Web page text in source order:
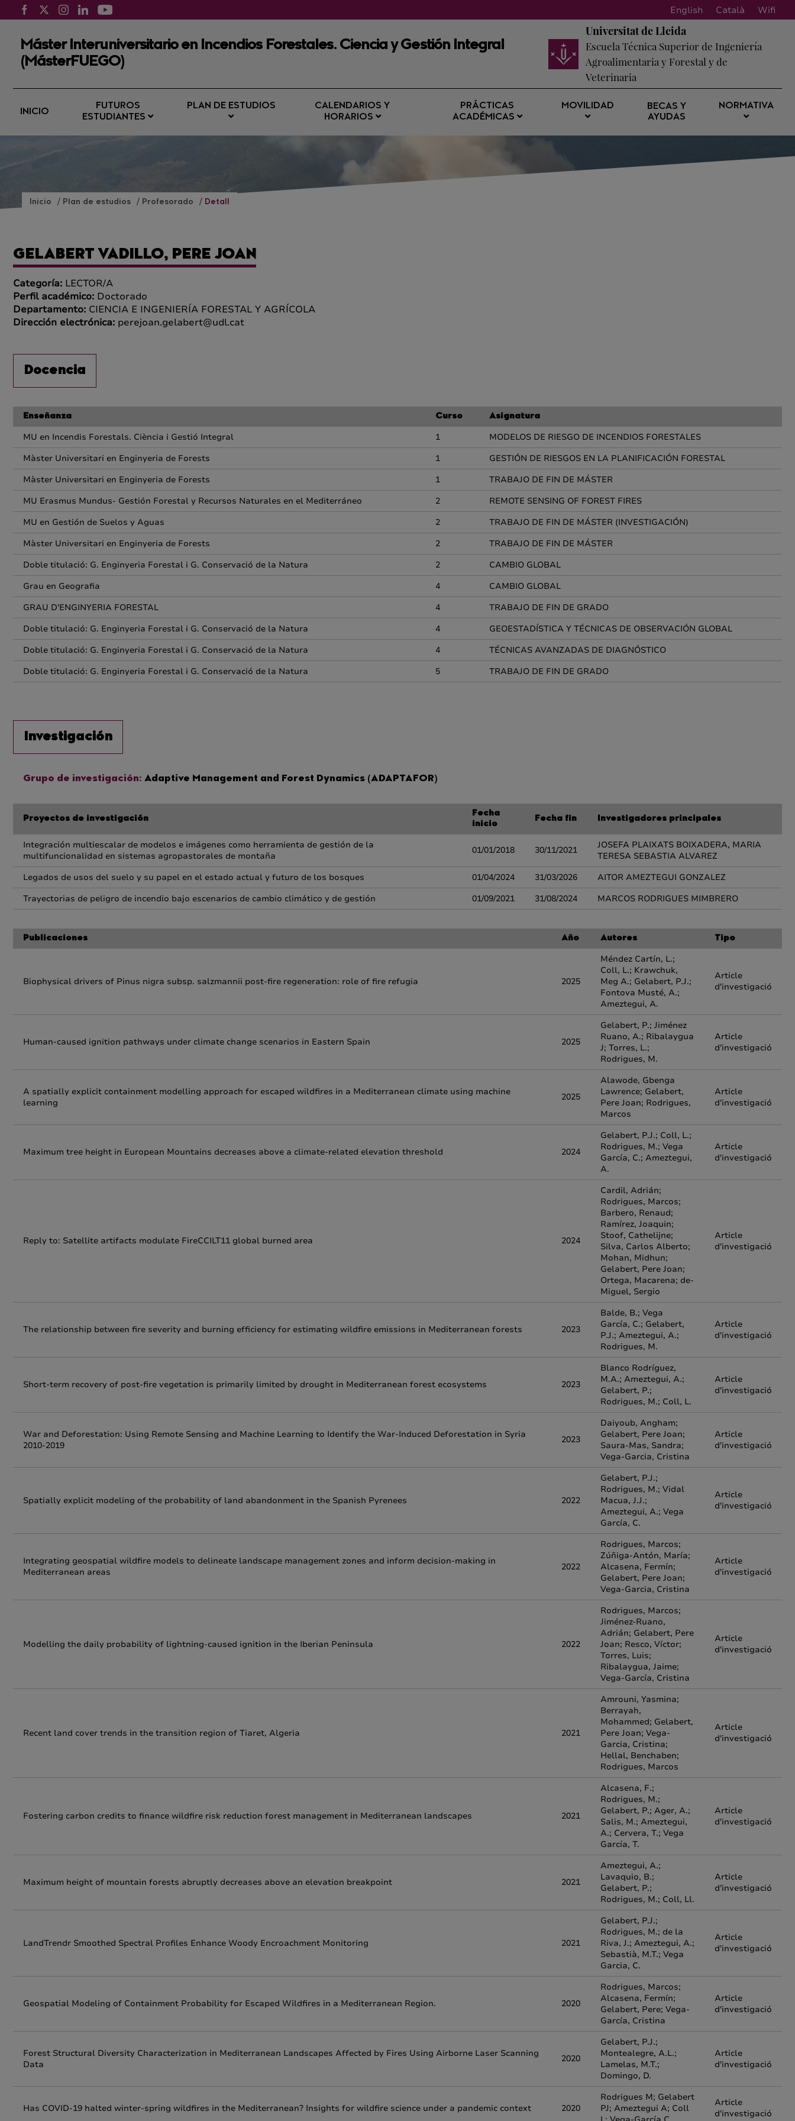
English Català Wifi
Máster Interuniversitario en Incendios Forestales. Ciencia y Gestión Integral
(MásterFUEGO)
Universitat de Lleida
Escuela Técnica Superior de Ingeniería
Agroalimentaria y Forestal y de
Veterinaria
INICIO
FUTUROS
ESTUDIANTES
PLAN DE ESTUDIOS
CALENDARIOS Y
HORARIOS
PRÁCTICAS
ACADÉMICAS
MOVILIDAD
BECAS Y
AYUDAS
NORMATIVA
Inicio Plan de estudios Profesorado Detall
GELABERT VADILLO, PERE JOAN
Categoría: LECTOR/A
Perfil académico: Doctorado
Departamento: CIENCIA E INGENIERÍA FORESTAL Y AGRÍCOLA
Dirección electrónica: perejoan.gelabert@udl.cat
Docencia
Enseñanza Curso Asignatura
MU en Incendis Forestals. Ciència i Gestió Integral 1
MODELOS DE RIESGO DE INCENDIOS FORESTALES
Màster Universitari en Enginyeria de Forests
1
GESTIÓN DE RIESGOS EN LA PLANIFICACIÓN FORESTAL
Màster Universitari en Enginyeria de Forests
1
TRABAJO DE FIN DE MÁSTER
MU Erasmus Mundus- Gestión Forestal y Recursos Naturales en el Mediterráneo
2
REMOTE SENSING OF FOREST FIRES
MU en Gestión de Suelos y Aguas
2
TRABAJO DE FIN DE MÁSTER (INVESTIGACIÓN)
Màster Universitari en Enginyeria de Forests
2
TRABAJO DE FIN DE MÁSTER
Doble titulació: G. Enginyeria Forestal i G. Conservació de la Natura
2
CAMBIO GLOBAL
Grau en Geografia
4
CAMBIO GLOBAL
GRAU D'ENGINYERIA FORESTAL
4
TRABAJO DE FIN DE GRADO
Doble titulació: G. Enginyeria Forestal i G. Conservació de la Natura
4
GEOESTADÍSTICA Y TÉCNICAS DE OBSERVACIÓN GLOBAL
Doble titulació: G. Enginyeria Forestal i G. Conservació de la Natura
4
TÉCNICAS AVANZADAS DE DIAGNÓSTICO
Doble titulació: G. Enginyeria Forestal i G. Conservació de la Natura
5 TRABAJO DE FIN DE GRADO
Investigación
Grupo de investigación: Adaptive Management and Forest Dynamics (ADAPTAFOR)
Proyectos de investigación
Fecha
inicio
Fecha fin Investigadores principales
Integración multiescalar de modelos e imágenes como herramienta de gestión de la
multifuncionalidad en sistemas agropastorales de montaña
01/01/2018 30/11/2021
JOSEFA PLAIXATS BOIXADERA, MARIA
TERESA SEBASTIA ALVAREZ
Legados de usos del suelo y su papel en el estado actual y futuro de los bosques
01/04/2024 31/03/2026
AITOR AMEZTEGUI GONZALEZ
Trayectorias de peligro de incendio bajo escenarios de cambio climático y de gestión
01/09/2021 31/08/2024 MARCOS RODRIGUES MIMBRERO
Publicaciones Año Autores Tipo
Biophysical drivers of Pinus nigra subsp. salzmannii post-fire regeneration: role of fire refugia 2025
Méndez Cartín, L.;
Coll, L.; Krawchuk,
Meg A.; Gelabert, P.J.;
Fontova Musté, A.;
Ameztegui, A.
Article
d'investigació
Human-caused ignition pathways under climate change scenarios in Eastern Spain 2025
Gelabert, P.; Jiménez
Ruano, A.; Ribalaygua
J; Torres, L.;
Rodrigues, M.
Article
d'investigació
A spatially explicit containment modelling approach for escaped wildfires in a Mediterranean climate using machine
learning
2025
Alawode, Gbenga
Lawrence; Gelabert,
Pere Joan; Rodrigues,
Marcos
Article
d'investigació
Maximum tree height in European Mountains decreases above a climate-related elevation threshold 2024
Gelabert, P.J.; Coll, L.;
Rodrigues, M.; Vega
García, C.; Ameztegui,
A.
Article
d'investigació
Reply to: Satellite artifacts modulate FireCCILT11 global burned area 2024
Cardil, Adrián;
Rodrigues, Marcos;
Barbero, Renaud;
Ramírez, Joaquin;
Stoof, Cathelijne;
Silva, Carlos Alberto;
Mohan, Midhun;
Gelabert, Pere Joan;
Ortega, Macarena; de-
Miguel, Sergio
Article
d'investigació
The relationship between fire severity and burning efficiency for estimating wildfire emissions in Mediterranean forests 2023
Balde, B.; Vega
García, C.; Gelabert,
P.J.; Ameztegui, A.;
Rodrigues, M.
Article
d'investigació
Short‑term recovery of post‑fire vegetation is primarily limited by drought in Mediterranean forest ecosystems 2023
Blanco Rodríguez,
M.A.; Ameztegui, A.;
Gelabert, P.;
Rodrigues, M.; Coll, L.
Article
d'investigació
War and Deforestation: Using Remote Sensing and Machine Learning to Identify the War-Induced Deforestation in Syria
2010-2019
2023
Daiyoub, Angham;
Gelabert, Pere Joan;
Saura-Mas, Sandra;
Vega-Garcia, Cristina
Article
d'investigació
Spatially explicit modeling of the probability of land abandonment in the Spanish Pyrenees 2022
Gelabert, P.J.;
Rodrigues, M.; Vidal
Macua, J.J.;
Ameztegui, A.; Vega
García, C.
Article
d'investigació
Integrating geospatial wildfire models to delineate landscape management zones and inform decision-making in
Mediterranean areas
2022
Rodrigues, Marcos;
Zúñiga-Antón, María;
Alcasena, Fermín;
Gelabert, Pere Joan;
Vega-Garcia, Cristina
Article
d'investigació
Modelling the daily probability of lightning-caused ignition in the Iberian Peninsula 2022
Rodrigues, Marcos;
Jiménez-Ruano,
Adrián; Gelabert, Pere
Joan; Resco, Víctor;
Torres, Luis;
Ribalaygua, Jaime;
Vega-García, Cristina
Article
d'investigació
Recent land cover trends in the transition region of Tiaret, Algeria 2021
Amrouni, Yasmina;
Berrayah,
Mohammed; Gelabert,
Pere Joan; Vega-
Garcia, Cristina;
Hellal, Benchaben;
Rodrigues, Marcos
Article
d'investigació
Fostering carbon credits to finance wildfire risk reduction forest management in Mediterranean landscapes 2021
Alcasena, F.;
Rodrigues, M.;
Gelabert, P.; Ager, A.;
Salis, M.; Ameztegui,
A.; Cervera, T.; Vega
García, T.
Article
d'investigació
Maximum height of mountain forests abruptly decreases above an elevation breakpoint 2021
Ameztegui, A.;
Lavaquio, B.;
Gelabert, P.;
Rodrigues, M.; Coll, Ll.
Article
d'investigació
LandTrendr Smoothed Spectral Profiles Enhance Woody Encroachment Monitoring 2021
Gelabert, P.J.;
Rodrigues, M.; de la
Riva, J.; Ameztegui, A.;
Sebastià, M.T.; Vega
Garcia, C.
Article
d'investigació
Geospatial Modeling of Containment Probability for Escaped Wildfires in a Mediterranean Region. 2020
Rodrigues, Marcos;
Alcasena, Fermín;
Gelabert, Pere; Vega-
García, Cristina
Article
d'investigació
Forest Structural Diversity Characterization in Mediterranean Landscapes Affected by Fires Using Airborne Laser Scanning
Data
2020
Gelabert, P.J.;
Montealegre, A.L.;
Lamelas, M.T.;
Domingo, D.
Article
d'investigació
Has COVID-19 halted winter-spring wildfires in the Mediterranean? Insights for wildfire science under a pandemic context 2020
Rodrigues M; Gelabert
PJ; Ameztegui A; Coll
Article
d'investigació